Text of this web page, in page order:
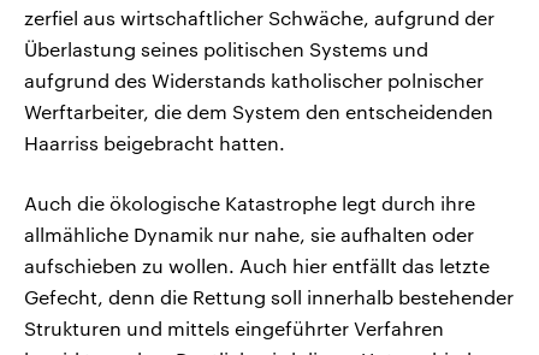
zerfiel aus wirtschaftlicher Schwäche, aufgrund der
Überlastung seines politischen Systems und
aufgrund des Widerstands katholischer polnischer
Werftarbeiter, die dem System den entscheidenden
Haarriss beigebracht hatten.
Auch die ökologische Katastrophe legt durch ihre
allmähliche Dynamik nur nahe, sie aufhalten oder
aufschieben zu wollen. Auch hier entfällt das letzte
Gefecht, denn die Rettung soll innerhalb bestehender
Strukturen und mittels eingeführter Verfahren